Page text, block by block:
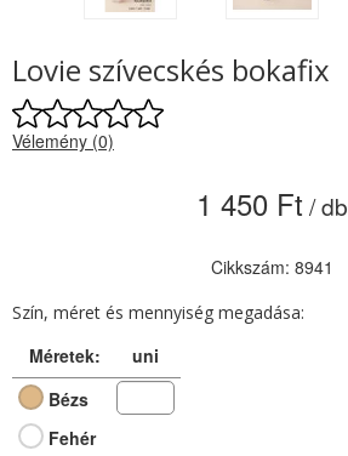
Lovie szívecskés bokafix
Vélemény (0)
1 450 Ft / db
Cikkszám: 8941
Szín, méret és mennyiség megadása:
Méretek:
uni
Bézs
Fehér